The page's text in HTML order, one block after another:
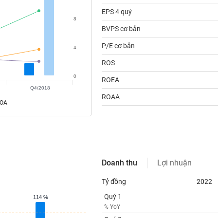
0
4
8
Q4/2018
EPS 4 quý
BVPS cơ bản
P/E cơ bản
ROS
ROEA
ROAA
114 %
114 %
Doanh thu Lợi nhuận
Tỷ đồng 2022
Quý 1
% YoY